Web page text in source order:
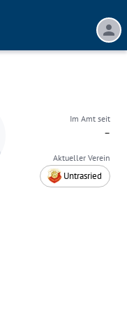
Im Amt seit
–
Aktueller Verein
Untrasried